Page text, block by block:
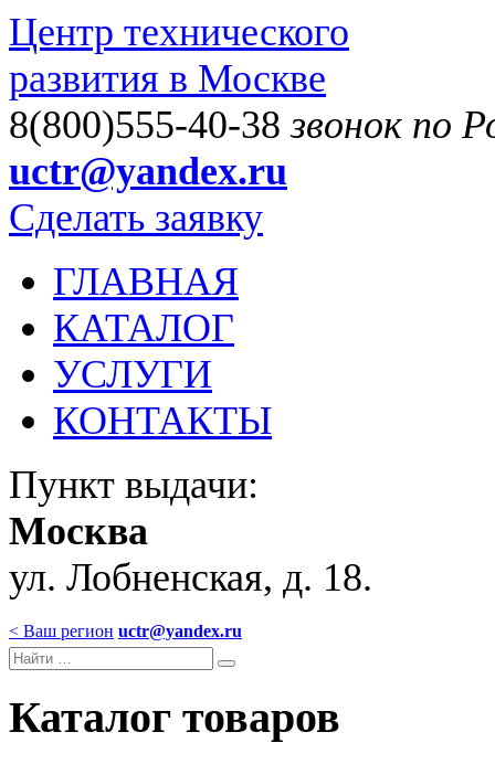
Центр технического
развития в Москве
8(800)555-40-38звонок по
uctr@yandex.ru
Сделать заявку
ГЛАВНАЯ
КАТАЛОГ
УСЛУГИ
КОНТАКТЫ
Пункт выдачи:
Москва
ул. Лобненская, д. 18.
< Ваш регион uctr@yandex.ru
Каталог товаров